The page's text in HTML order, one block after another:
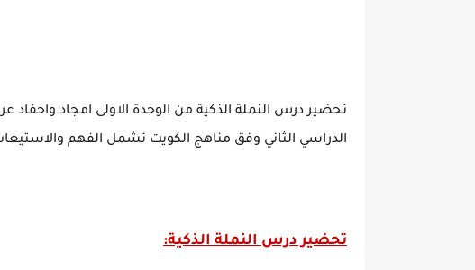
تحضير درس النملة الذكية من الوحدة الاولى امجاد واحفاد
الدراسي الثاني وفق مناهج الكويت تشمل الفهم
تحضير درس النملة الذكية: